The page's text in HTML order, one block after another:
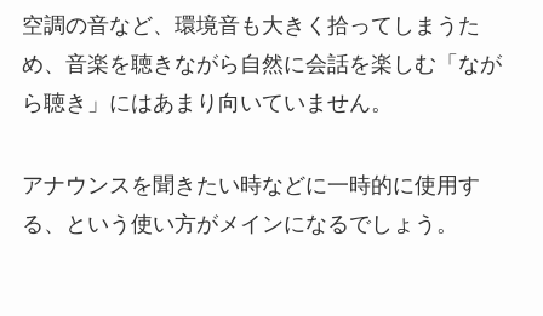
空調の音など、環境音も大きく拾ってしまうた
め、音楽を聴きながら自然に会話を楽しむ「なが
ら聴き」にはあまり向いていません。
アナウンスを聞きたい時などに一時的に使用す
る、という使い方がメインになるでしょう。